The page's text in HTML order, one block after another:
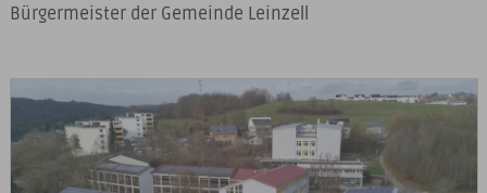
Bürgermeister der Gemeinde Leinzell